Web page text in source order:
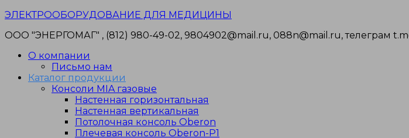
Перейти
содержимому
ЭЛЕКТРООБОРУДОВАНИЕ ДЛЯ МЕДИЦИНЫ
ООО "ЭНЕРГОМАГ" , (812) 980-49-02, 9804902@mail.ru, 088n@mail.ru, телеграм
О компании
Письмо нам
Каталог продукции
Консоли MIA газовые
Настенная горизонтальная
Настенная вертикальная
Потолочная консоль Oberon
Плечевая консоль Oberon-P1